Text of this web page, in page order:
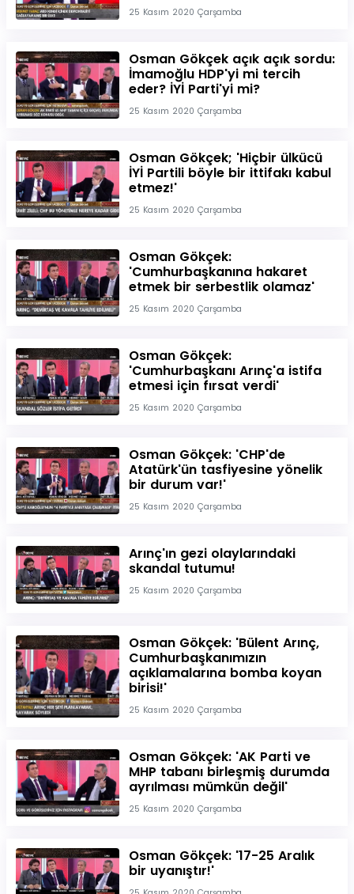
25 Kasım 2020 Çarşamba
Osman Gökçek açık açık sordu:
İmamoğlu HDP'yi mi tercih
eder? İYİ Parti'yi mi?
25 Kasım 2020 Çarşamba
Osman Gökçek; 'Hiçbir ülkücü
İYİ Partili böyle bir ittifakı kabul
etmez!'
25 Kasım 2020 Çarşamba
Osman Gökçek:
'Cumhurbaşkanına hakaret
etmek bir serbestlik olamaz'
25 Kasım 2020 Çarşamba
Osman Gökçek:
'Cumhurbaşkanı Arınç'a istifa
etmesi için fırsat verdi'
25 Kasım 2020 Çarşamba
Osman Gökçek: 'CHP'de
Atatürk'ün tasfiyesine yönelik
bir durum var!'
25 Kasım 2020 Çarşamba
Arınç'ın gezi olaylarındaki
skandal tutumu!
25 Kasım 2020 Çarşamba
Osman Gökçek: 'Bülent Arınç,
Cumhurbaşkanımızın
açıklamalarına bomba koyan
birisi!'
25 Kasım 2020 Çarşamba
Osman Gökçek: 'AK Parti ve
MHP tabanı birleşmiş durumda
ayrılması mümkün değil'
25 Kasım 2020 Çarşamba
Osman Gökçek: '17-25 Aralık
bir uyanıştır!'